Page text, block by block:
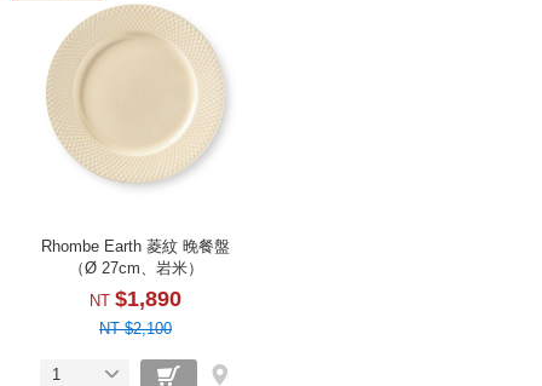
Rhombe Earth 菱紋 晚餐盤
（Ø 27cm、岩米）
NT $1,890
NT $2,100
1